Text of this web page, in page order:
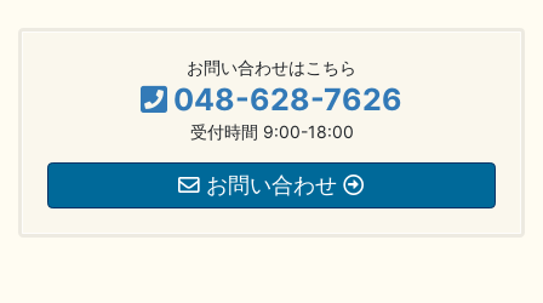
お問い合わせはこちら
048-628-7626
受付時間 9:00-18:00
お問い合わせ